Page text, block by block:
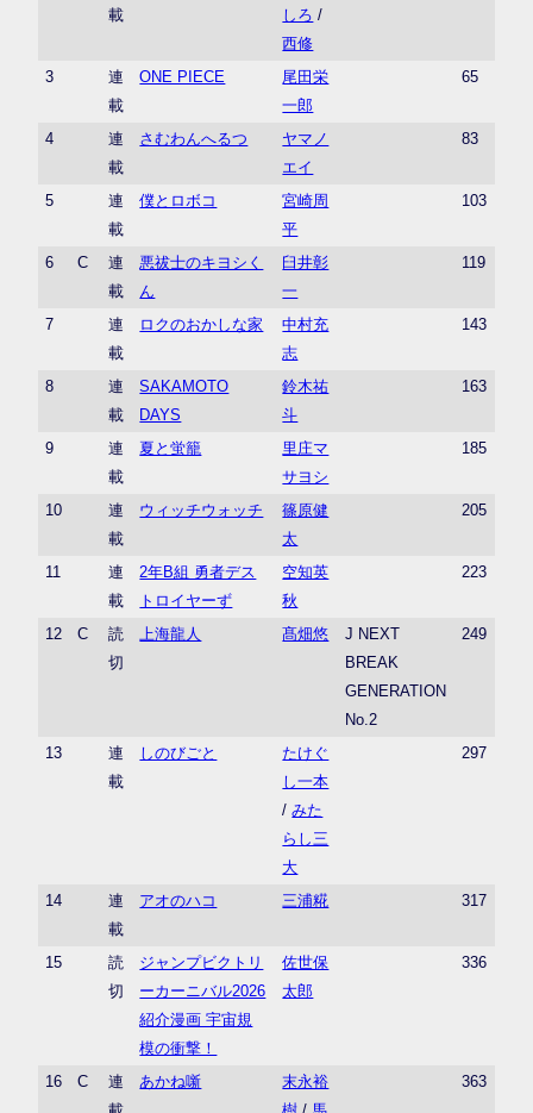
載
しろ /
西修
3
連
載
ONE PIECE
尾田栄
一郎
65
4
連
載
さむわんへるつ
ヤマノ
エイ
83
5
連
載
僕とロボコ
宮崎周
平
103
6 C
連
載
悪祓士のキヨシく
ん
臼井彰
一
119
7
連
載
ロクのおかしな家
中村充
志
143
8
連
載
SAKAMOTO
DAYS
鈴木祐
斗
163
9
連
載
夏と蛍籠
里庄マ
サヨシ
185
10
連
載
ウィッチウォッチ
篠原健
太
205
11
連
載
2年B組 勇者デス
トロイヤーず
空知英
秋
223
12 C
読
切
上海龍人 髙畑悠
J NEXT
BREAK
GENERATION
No.2
249
13
連
載
しのびごと
たけぐ
し一本
/みた
らし三
大
297
14
連
載
アオのハコ 三浦糀 317
15
読
切
ジャンプビクトリ
ーカーニバル2026
紹介漫画 宇宙規
模の衝撃！
佐世保
太郎
336
16 C
連
あかね噺
末永裕
363